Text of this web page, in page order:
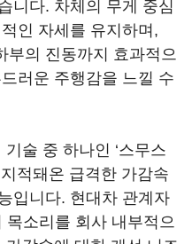
니다. 차체의 무게 중심
인 자세를 유지하며,
부의 진동까지 효과적으
러운 주행감을 느낄 수
술 중 하나인 ‘스무스
적돼온 급격한 가감속
입니다. 현대차 관계자
목소리를 회사 내부적으